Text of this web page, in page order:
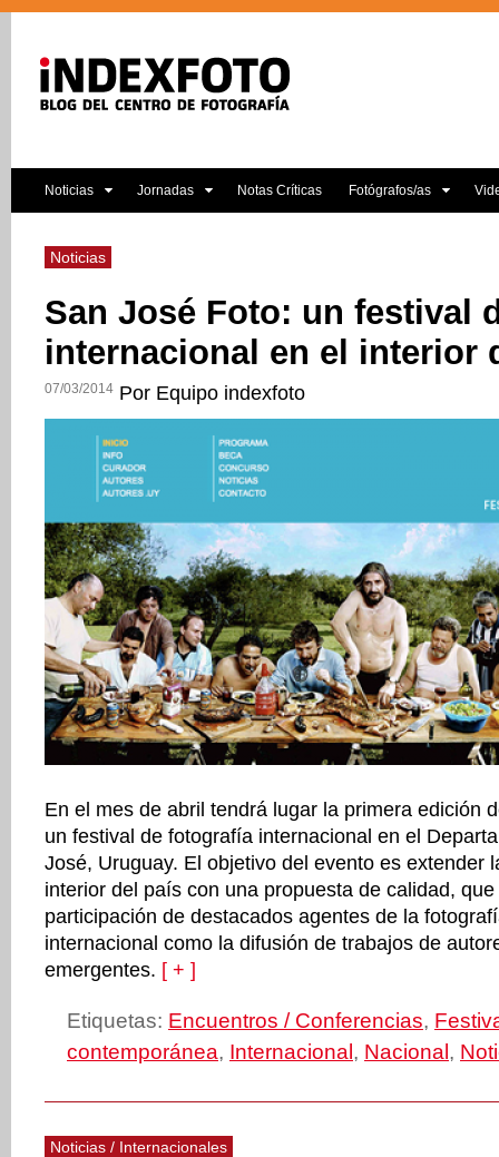
Noticias Jornadas Notas Críticas Fotógrafos/as
Noticias
San José Foto: un festival
internacional en el interior
07/03/2014 Por Equipo indexfoto
En el mes de abril tendrá lugar la primera edición
un festival de fotografía internacional en el
José, Uruguay. El objetivo del evento es extender
interior del país con una propuesta de calidad,
participación de destacados agentes de la
internacional como la difusión de trabajos de
emergentes. [ + ]
Etiquetas: Encuentros / Conferencias,
contemporánea, Internacional , Nacional ,
Noticias / Internacionales